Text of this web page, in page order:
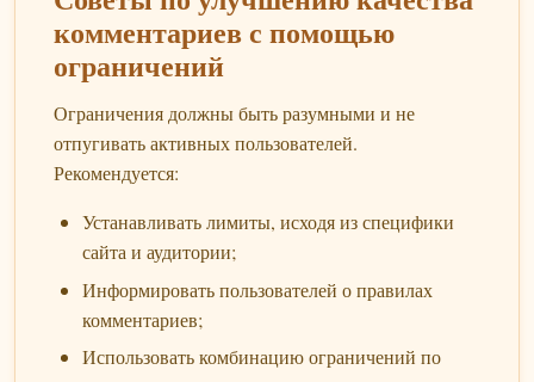
комментариев с помощью
ограничений
Ограничения должны быть разумными и не
отпугивать активных пользователей.
Рекомендуется:
Устанавливать лимиты, исходя из специфики
сайта и аудитории;
Информировать пользователей о правилах
комментариев;
Использовать комбинацию ограничений по